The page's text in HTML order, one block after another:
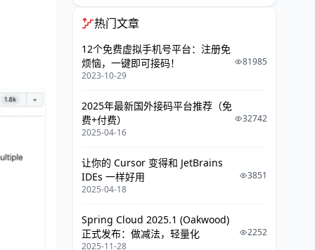
热门文章
12个免费虚拟手机号平台：注册免
烦恼，一键即可接码！
2023-10-29
81985
2025年最新国外接码平台推荐（免
费+付费）
2025-04-16
32742
让你的 Cursor 变得和 JetBrains
IDEs 一样好用
2025-04-18
3851
Spring Cloud 2025.1 (Oakwood)
正式发布：做减法，轻量化
2025-11-28
2252